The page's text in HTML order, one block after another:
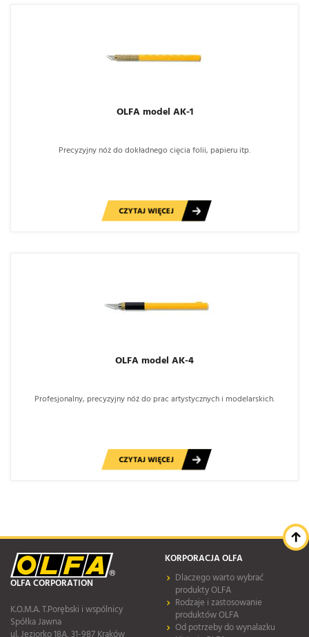
OLFA model AK-1
Precyzyjny nóż do dokładnego cięcia folii, papieru itp.
CZYTAJ WIĘCEJ
OLFA model AK-4
Profesjonalny, precyzyjny nóż do prac artystycznych i modelarskich.
CZYTAJ WIĘCEJ
OLFA CORPORATION
K.O.M.A. T.Porębski i wspólnicy
Spółka Jawna
KORPORACJA OLFA
Dlaczego warto wybrać
produkty OLFA
Rodzaje i zastosowanie
produktów OLFA
Od potrzeby do wynalazku